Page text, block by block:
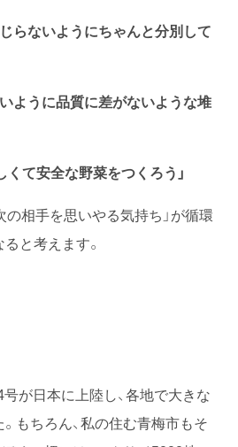
らないようにちゃんと分別して
ように品質に差がないような堆
くて安全な野菜をつくろう」
の相手を思いやる気持ち」が循環
と考えます。
が日本に上陸し、各地で大きな
もちろん、私の住む青梅市もそ